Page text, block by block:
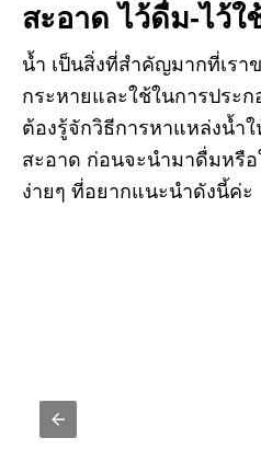
สะอาด ไว้ดื่ม-ไว้ใ
น้ำ เป็นสิ่งที่สำคัญมากที่เรา
กระหายและใช้ในการประ
ต้องรู้จักวิธีการหาแหล่งน้ำ
สะอาด ก่อนจะนำมาดื่มหรือ
ง่ายๆ ที่อยากแนะนำดังนี้ค่ะ